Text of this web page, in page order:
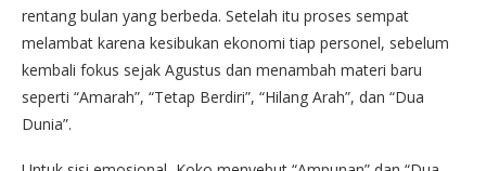
rentang bulan yang berbeda. Setelah itu proses sempat
melambat karena kesibukan ekonomi tiap personel, sebelum
kembali fokus sejak Agustus dan menambah materi baru
seperti “Amarah”, “Tetap Berdiri”, “Hilang Arah”, dan “Dua
Dunia”.